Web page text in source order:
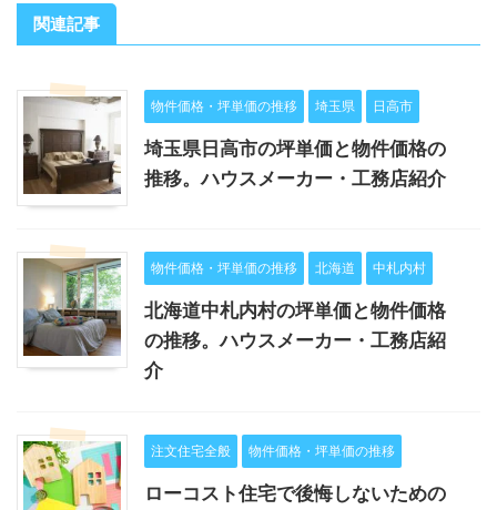
関連記事
物件価格・坪単価の推移 埼玉県 日高市
埼玉県日高市の坪単価と物件価格の
推移。ハウスメーカー・工務店紹介
物件価格・坪単価の推移 北海道 中札内村
北海道中札内村の坪単価と物件価格
の推移。ハウスメーカー・工務店紹
介
注文住宅全般 物件価格・坪単価の推移
ローコスト住宅で後悔しないための